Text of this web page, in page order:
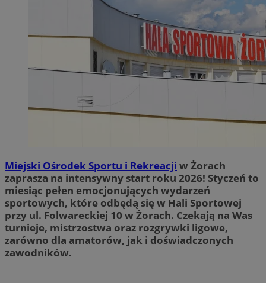
Miejski Ośrodek Sportu i Rekreacji w Żorach
zaprasza na intensywny start roku 2026! Styczeń to
miesiąc pełen emocjonujących wydarzeń
sportowych, które odbędą się w Hali Sportowej
przy ul. Folwareckiej 10 w Żorach. Czekają na Was
turnieje, mistrzostwa oraz rozgrywki ligowe,
zarówno dla amatorów, jak i doświadczonych
zawodników.